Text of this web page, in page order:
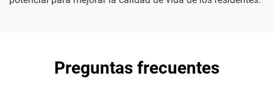
Preguntas frecuentes